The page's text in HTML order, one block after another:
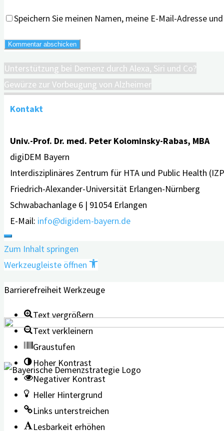
Speichern Sie meinen Namen, meine E-Mail-Adresse
Unterstützung bei Demenz durch Alexa, Siri und Co?
Gewürze zur Vorbeugung von Alzheimer
Kontakt
Univ.-Prof. Dr. med. Peter Kolominsky-Rabas, MBA
digiDEM Bayern
Interdisziplinäres Zentrum für HTA und Public Health
Friedrich-Alexander-Universität Erlangen-Nürnberg
Schwabachanlage 6 | 91054 Erlangen
E-Mail: info@digidem-bayern.de
Zum Inhalt springen
Werkzeugleiste öffnen
Barrierefreiheit Werkzeuge
Text vergrößern
Text verkleinern
Graustufen
Hoher Kontrast
Negativer Kontrast
Heller Hintergrund
Links unterstreichen
Lesbarkeit erhöhen